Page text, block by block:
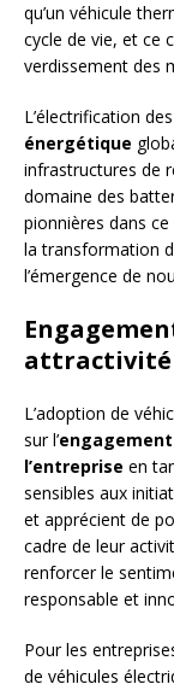
qu’un véhicule
cycle de vie, et ce
verdissement des
L’électrification
énergétique
infrastructures de
domaine des
pionnières dans
la transformation
l’émergence de
attractivité
L’adoption de
sur l’
l’entreprise en
sensibles aux
et apprécient de
cadre de leur
renforcer le
responsable et
Pour les
de véhicules